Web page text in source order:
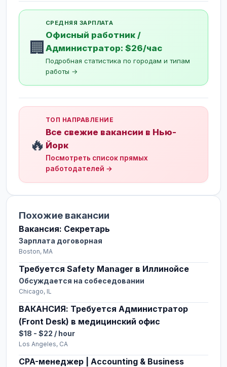
🏢
СРЕДНЯЯ ЗАРПЛАТА
Офисный работник /
Администратор: $26/час
Подробная статистика по городам и типам
работы →
🔥
ТОП НАПРАВЛЕНИЕ
Все свежие вакансии в Нью-
Йорк
Посмотреть список прямых
работодателей →
Похожие вакансии
Вакансия: Секретарь
Зарплата договорная
Boston, MA
Требуется Safety Manager в Иллинойсе
Обсуждается на собеседовании
Chicago, IL
ВАКАНСИЯ: Требуется Администратор
(Front Desk) в медицинский офис
$18 - $22 / hour
Los Angeles, CA
CPA-менеджер | Accounting & Business